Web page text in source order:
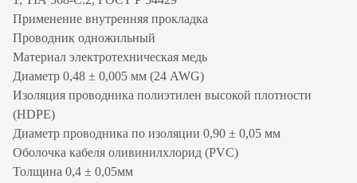
Применение внутренняя прокладка
Проводник одножильный
Материал электротехническая медь
Диаметр 0,48 ± 0,005 мм (24 AWG)
Изоляция проводника полиэтилен высокой плотности
(HDPE)
Диаметр проводника по изоляции 0,90 ± 0,05 мм
Оболочка кабеля оливинилхлорид (PVC)
Толщина 0,4 ± 0,05мм